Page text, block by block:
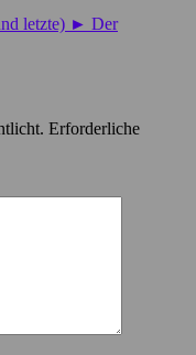
letzte) ► Der
Erforderliche